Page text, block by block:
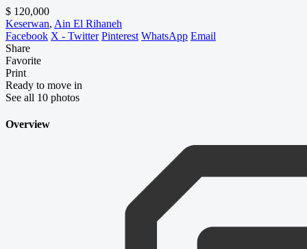
$ 120,000
Keserwan, Ain El Rihaneh
Facebook X - Twitter Pinterest WhatsApp Email
Share
Favorite
Print
Ready to move in
See all 10 photos
Overview